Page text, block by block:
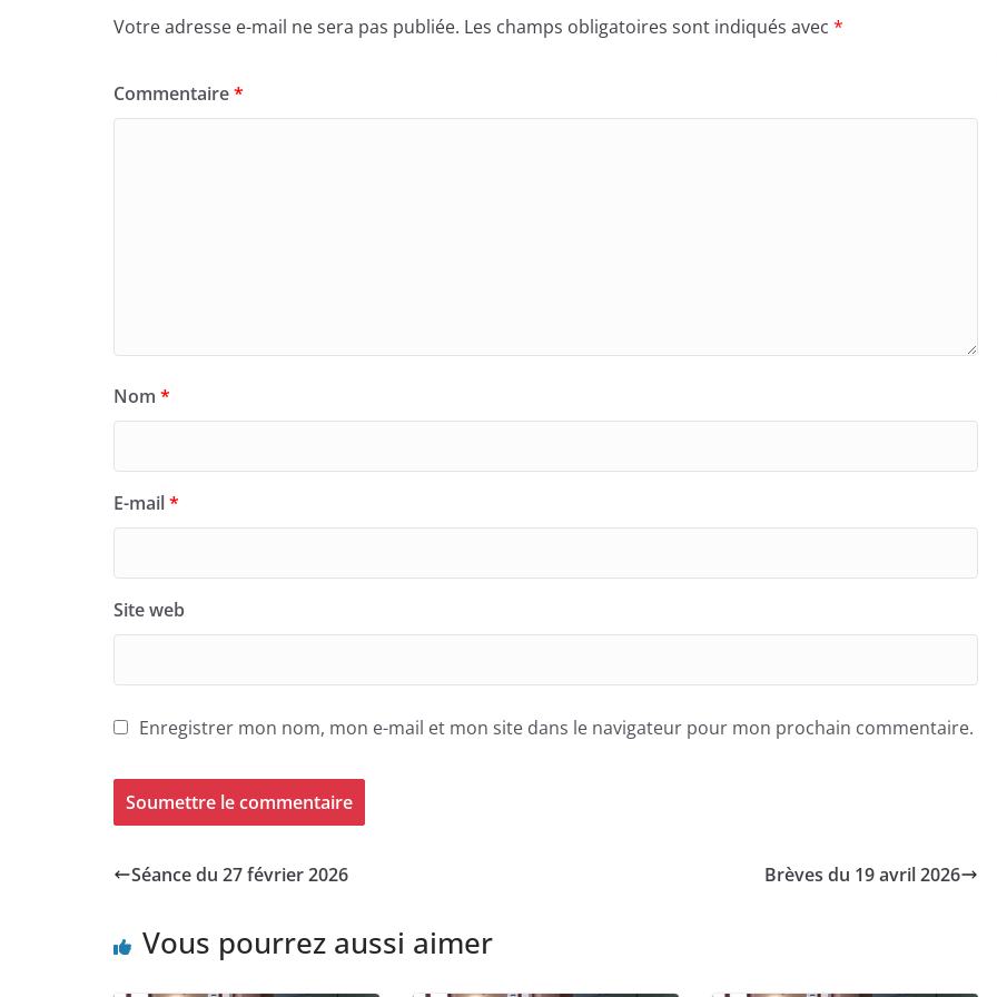
Votre adresse e-mail ne sera pas publiée. Les champs obligatoires sont indiqués avec *
Commentaire*
Nom *
E-mail*
Site web
Enregistrer mon nom, mon e-mail et mon site dans le navigateur pour mon prochain commentaire.
Séance du 27 février 2026 Brèves du 19 avril 2026
Vous pourrez aussi aimer